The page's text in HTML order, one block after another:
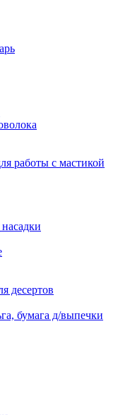
работы с мастикой
десертов
бумага д/выпечки